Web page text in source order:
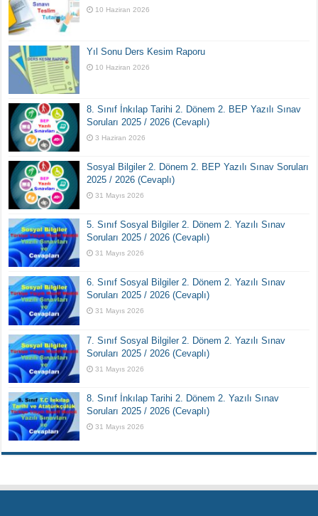
10 Haziran 2026
Yıl Sonu Ders Kesim Raporu
10 Haziran 2026
8. Sınıf İnkılap Tarihi 2. Dönem 2. BEP Yazılı Sınav
Soruları 2025 / 2026 (Cevaplı)
3 Haziran 2026
Sosyal Bilgiler 2. Dönem 2. BEP Yazılı Sınav Soruları
2025 / 2026 (Cevaplı)
31 Mayıs 2026
5. Sınıf Sosyal Bilgiler 2. Dönem 2. Yazılı Sınav
Soruları 2025 / 2026 (Cevaplı)
31 Mayıs 2026
6. Sınıf Sosyal Bilgiler 2. Dönem 2. Yazılı Sınav
Soruları 2025 / 2026 (Cevaplı)
31 Mayıs 2026
7. Sınıf Sosyal Bilgiler 2. Dönem 2. Yazılı Sınav
Soruları 2025 / 2026 (Cevaplı)
31 Mayıs 2026
8. Sınıf İnkılap Tarihi 2. Dönem 2. Yazılı Sınav
Soruları 2025 / 2026 (Cevaplı)
31 Mayıs 2026